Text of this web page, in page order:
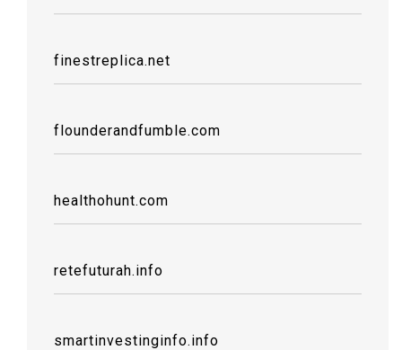
finestreplica.net
flounderandfumble.com
healthohunt.com
retefuturah.info
smartinvestinginfo.info